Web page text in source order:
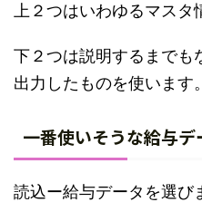
上２つはいわゆるマスタ
下２つは説明するまでも
出力したものを使います。
一番使いそうな給与
読込ー給与データを選び